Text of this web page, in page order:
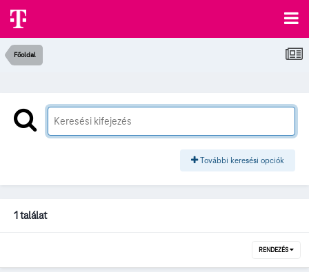
Főoldal
További keresési opciók
1 találat
RENDEZÉS